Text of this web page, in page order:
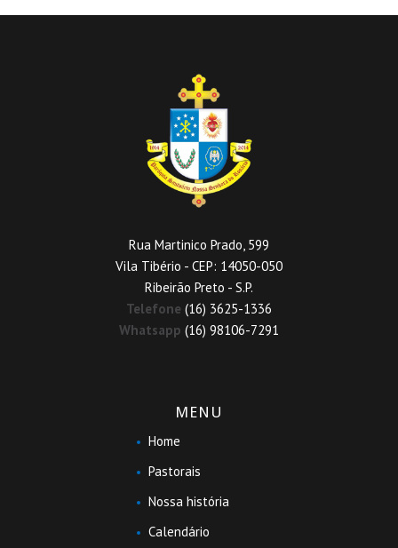
Rua Martinico Prado, 599
Vila Tibério - CEP: 14050-050
Ribeirão Preto - S.P.
Telefone (16) 3625-1336
Whatsapp (16) 98106-7291
MENU
Home
Pastorais
Nossa história
Calendário